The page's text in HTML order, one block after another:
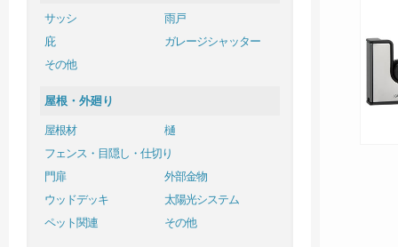
サッシ
雨戸
庇
ガレージシャッター
その他
屋根・外廻り
屋根材
樋
フェンス・目隠し・仕切り
門扉
外部金物
ウッドデッキ
太陽光システム
ペット関連
その他